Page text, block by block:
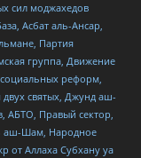
сил моджахедов
Асбат аль-Ансар,
Партия
группа, Движение
реформ,
святых, Джунд аш-
АБТО, Правый сектор,
аш-Шам, Народное
от Аллаха Субхану уа